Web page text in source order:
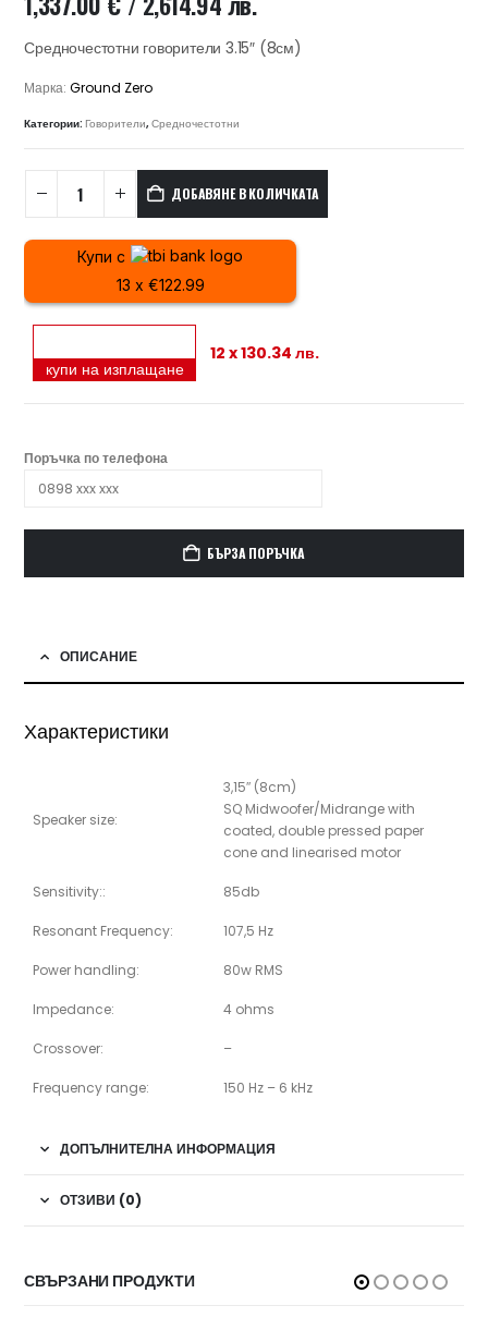
Средночестотни говорители 3.15″ (8см)
Марка:Ground Zero
Категории:Говорители,Средночестотни
ДОБАВЯНЕ В КОЛИЧКАТА
Купи с
13 x €122.99
купи на изплащане
12 x 130.34 лв.
Поръчка по телефона
БЪРЗА ПОРЪЧКА
ОПИСАНИЕ
Характеристики
Speaker size:
3,15″ (8cm)
SQ Midwoofer/Midrange with
coated, double pressed paper
cone and linearised motor
Sensitivity:: 85db
Resonant Frequency: 107,5 Hz
Power handling: 80w RMS
Impedance: 4 ohms
Crossover: –
Frequency range: 150 Hz – 6 kHz
ДОПЪЛНИТЕЛНА ИНФОРМАЦИЯ
ОТЗИВИ (0)
СВЪРЗАНИ ПРОДУКТИ